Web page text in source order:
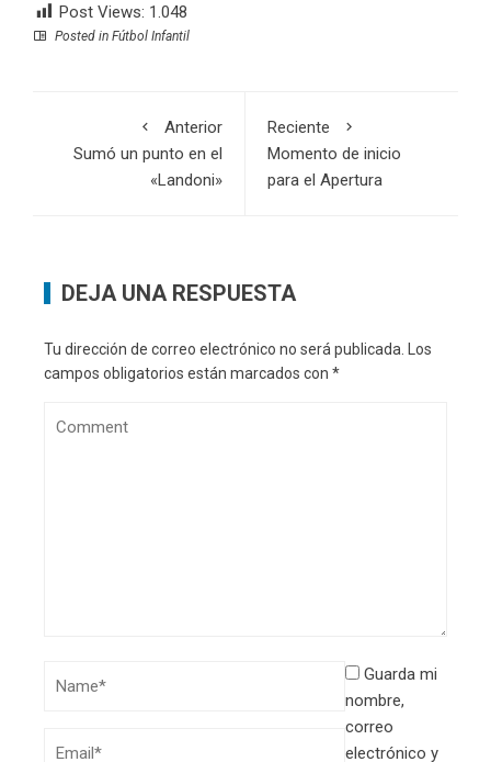
Post Views: 1.048
Posted in Fútbol Infantil
Anterior
Sumó un punto en el
«Landoni»
Reciente
Momento de inicio
para el Apertura
DEJA UNA RESPUESTA
Tu dirección de correo electrónico no será publicada. Los
campos obligatorios están marcados con *
Guarda mi
nombre,
correo
electrónico y